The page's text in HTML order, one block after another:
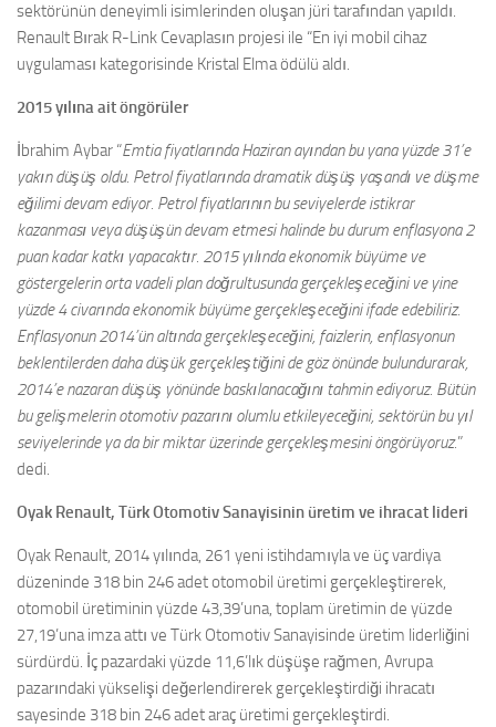
sektörünün deneyimli isimlerinden oluşan jüri tarafından yapıldı.
Renault Bırak R-Link Cevaplasın projesi ile “En iyi mobil cihaz
uygulaması kategorisinde Kristal Elma ödülü aldı.
2015 yılına ait öngörüler
İbrahim Aybar “Emtia fiyatlarında Haziran ayından bu yana yüzde 31’e
yakın düşüş oldu. Petrol fiyatlarında dramatik düşüş yaşandı ve düşme
eğilimi devam ediyor. Petrol fiyatlarının bu seviyelerde istikrar
kazanması veya düşüşün devam etmesi halinde bu durum enflasyona 2
puan kadar katkı yapacaktır. 2015 yılında ekonomik büyüme ve
göstergelerin orta vadeli plan doğrultusunda gerçekleşeceğini ve yine
yüzde 4 civarında ekonomik büyüme gerçekleşeceğini ifade edebiliriz.
Enflasyonun 2014’ün altında gerçekleşeceğini, faizlerin, enflasyonun
beklentilerden daha düşük gerçekleştiğini de göz önünde bulundurarak,
2014’e nazaran düşüş yönünde baskılanacağını tahmin ediyoruz. Bütün
bu gelişmelerin otomotiv pazarını olumlu etkileyeceğini, sektörün bu yıl
seviyelerinde ya da bir miktar üzerinde gerçekleşmesini öngörüyoruz.”
dedi.
Oyak Renault, Türk Otomotiv Sanayisinin üretim ve ihracat lideri
Oyak Renault, 2014 yılında, 261 yeni istihdamıyla ve üç vardiya
düzeninde 318 bin 246 adet otomobil üretimi gerçekleştirerek,
otomobil üretiminin yüzde 43,39’una, toplam üretimin de yüzde
27,19’una imza attı ve Türk Otomotiv Sanayisinde üretim liderliğini
sürdürdü. İç pazardaki yüzde 11,6’lık düşüşe rağmen, Avrupa
pazarındaki yükselişi değerlendirerek gerçekleştirdiği ihracatı
sayesinde 318 bin 246 adet araç üretimi gerçekleştirdi.